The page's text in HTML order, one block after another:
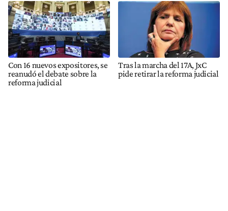
Con 16 nuevos expositores, se
reanudó el debate sobre la
reforma judicial
Tras la marcha del 17A, JxC
pide retirar la reforma judicial